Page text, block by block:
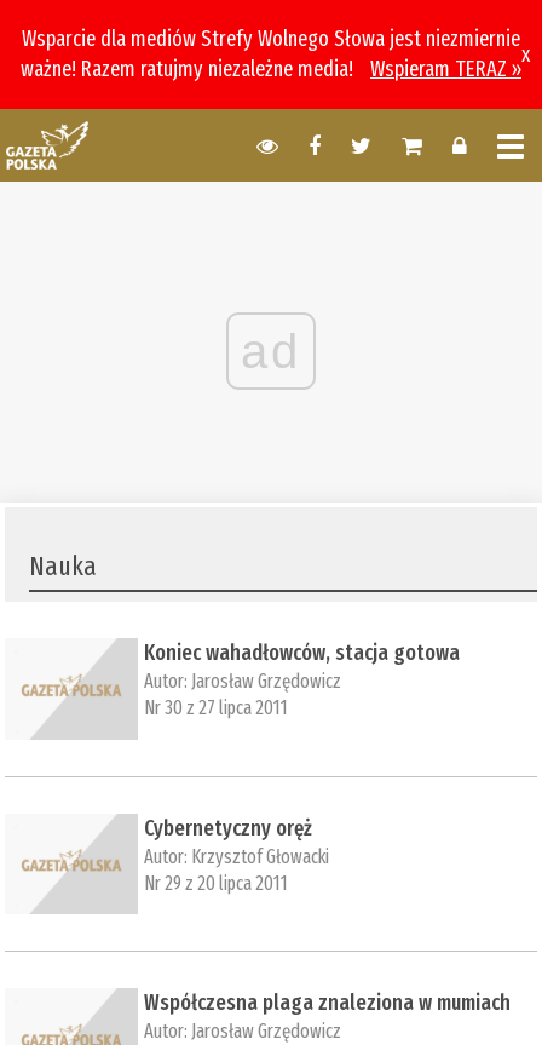
Wsparcie dla mediów Strefy Wolnego Słowa jest niezmiernie
ważne! Razem ratujmy niezależne media!
Wspieram TERAZ »
x
ad
Nauka
Koniec wahadłowców, stacja gotowa
Autor: Jarosław Grzędowicz
Nr 30 z 27 lipca 2011
Cybernetyczny oręż
Autor: Krzysztof Głowacki
Nr 29 z 20 lipca 2011
Współczesna plaga znaleziona w mumiach
Autor: Jarosław Grzędowicz